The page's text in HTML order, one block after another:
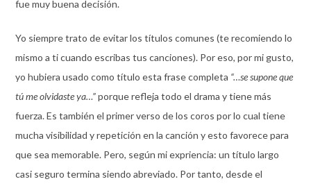
fue muy buena decisión.
Yo siempre trato de evitar los títulos comunes (te recomiendo lo
mismo a ti cuando escribas tus canciones). Por eso, por mi gusto,
yo hubiera usado como título esta frase completa “…se supone que
tú me olvidaste ya…”porque refleja todo el drama y tiene más
fuerza. Es también el primer verso de los coros por lo cual tiene
mucha visibilidad y repetición en la canción y esto favorece para
que sea memorable. Pero, según mi expriencia: un título largo
casi seguro termina siendo abreviado. Por tanto, desde el